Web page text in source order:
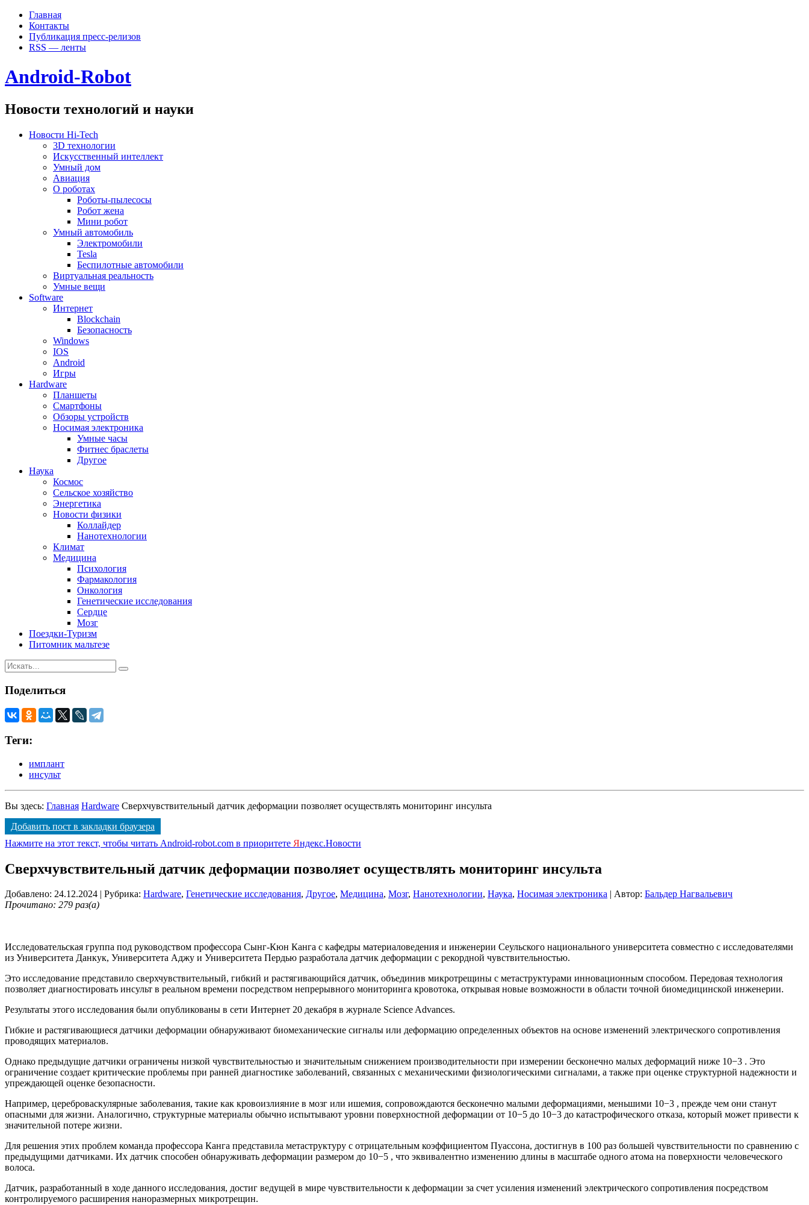
Главная
Контакты
Публикация пресс-релизов
RSS — ленты
Android-Robot
Новости технологий и науки
Новости Hi-Tech
3D технологии
Искусственный интеллект
Умный дом
Авиация
О роботах
Роботы-пылесосы
Робот жена
Мини робот
Умный автомобиль
Электромобили
Tesla
Беспилотные автомобили
Виртуальная реальность
Умные вещи
Software
Интернет
Blockchain
Безопасность
Windows
IOS
Android
Игры
Hardware
Планшеты
Смартфоны
Обзоры устройств
Носимая электроника
Умные часы
Фитнес браслеты
Другое
Наука
Космос
Сельское хозяйство
Энергетика
Новости физики
Коллайдер
Нанотехнологии
Климат
Медицина
Психология
Фармакология
Онкология
Генетические исследования
Сердце
Мозг
Поездки-Туризм
Питомник мальтезе
Поделиться
Теги:
имплант
инсульт
Вы здесь: Главная Hardware Сверхчувствительный датчик деформации позволяет осуществлять мониторинг инсульта
Добавить пост в закладки браузера
Нажмите на этот текст, чтобы читать Android-robot.com в приоритете Яндекс.Новости
Сверхчувствительный датчик деформации позволяет осуществлять мониторинг инсульта
Добавлено: 24.12.2024 | Рубрика: Hardware, Генетические исследования, Другое, Медицина, Мозг, Нанотехнологии, Наука, Носимая электроника | Автор: Бальдер Нагвальевич
Прочитано: 279 раз(а)
Исследовательская группа под руководством профессора Сынг-Кюн Канга с кафедры материаловедения и инженерии Сеульского национального университета совместно с исследователями
из Университета Данкук, Университета Аджу и Университета Пердью разработала датчик деформации с рекордной чувствительностью.
Это исследование представило сверхчувствительный, гибкий и растягивающийся датчик, объединив микротрещины с метаструктурами инновационным способом. Передовая технология
позволяет диагностировать инсульт в реальном времени посредством непрерывного мониторинга кровотока, открывая новые возможности в области точной биомедицинской инженерии.
Результаты этого исследования были опубликованы в сети Интернет 20 декабря в журнале Science Advances.
Гибкие и растягивающиеся датчики деформации обнаруживают биомеханические сигналы или деформацию определенных объектов на основе изменений электрического сопротивления
проводящих материалов.
Однако предыдущие датчики ограничены низкой чувствительностью и значительным снижением производительности при измерении бесконечно малых деформаций ниже 10−3 . Это
ограничение создает критические проблемы при ранней диагностике заболеваний, связанных с механическими физиологическими сигналами, а также при оценке структурной надежности и
упреждающей оценке безопасности.
Например, цереброваскулярные заболевания, такие как кровоизлияние в мозг или ишемия, сопровождаются бесконечно малыми деформациями, меньшими 10−3 , прежде чем они станут
опасными для жизни. Аналогично, структурные материалы обычно испытывают уровни поверхностной деформации от 10−5 до 10−3 до катастрофического отказа, который может привести к
значительной потере жизни.
Для решения этих проблем команда профессора Канга представила метаструктуру с отрицательным коэффициентом Пуассона, достигнув в 100 раз большей чувствительности по сравнению с
предыдущими датчиками. Их датчик способен обнаруживать деформации размером до 10−5 , что эквивалентно изменению длины в масштабе одного атома на поверхности человеческого
волоса.
Датчик, разработанный в ходе данного исследования, достиг ведущей в мире чувствительности к деформации за счет усиления изменений электрического сопротивления посредством
контролируемого расширения наноразмерных микротрещин.